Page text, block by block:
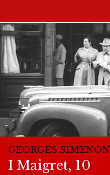
GEORGES SIMENON
I Maigret, 10